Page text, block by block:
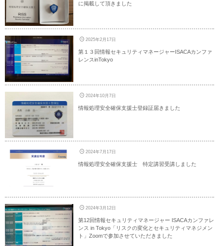
に掲載して頂きました
2025年2月17日
第１３回情報セキュリティマネージャーISACAカンファ
レンスinTokyo
2024年10月7日
情報処理安全確保支援士登録証届きました
2024年7月17日
情報処理安全確保支援士 特定講習受講しました
2024年3月12日
第12回情報セキュリティマネージャー ISACAカンファレ
ンス in Tokyo「リスクの変化とセキュリティマネジメン
ト」Zoomで参加させていただきました